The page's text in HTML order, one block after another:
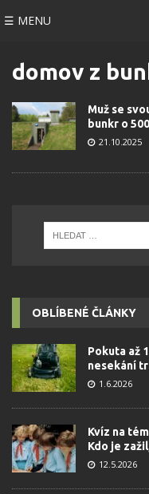
☰ MENU
domov z
Muž se
bunkr o
21.10.2025
OBLÍBENÉ ČLÁNKY
Pokuta až
nesekání
1.6.2026
Kvíz na
Kdo je
12.5.2026